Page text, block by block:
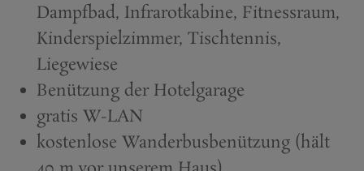
Dampfbad, Infrarotkabine, Fitnessraum,
Kinderspielzimmer, Tischtennis,
Liegewiese
Benützung der Hotelgarage
gratis W-LAN
kostenlose Wanderbusbenützung (hält